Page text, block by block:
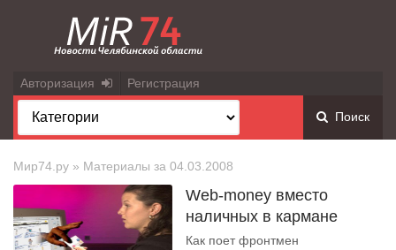
Авторизация Регистрация
Поиск
Мир74.ру » Материалы за 04.03.2008
Web-money вместо
наличных в кармане
Как поет фронтмен